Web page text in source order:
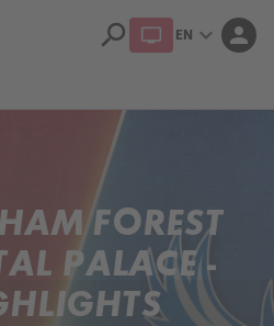
search EN expand_more person
FOREST
PALACE -